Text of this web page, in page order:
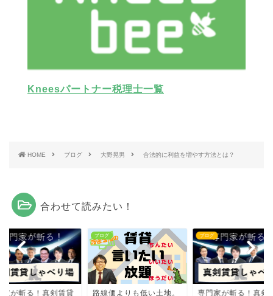
Kneesパートナー税理士一覧
HOME ブログ 大野晃男 合法的に利益を増やす方法とは？
合わせて読みたい！
家が斬る！真剣賃貸
ブログ
路線価よりも低い土地。
ブログ
専門家が斬る！真剣